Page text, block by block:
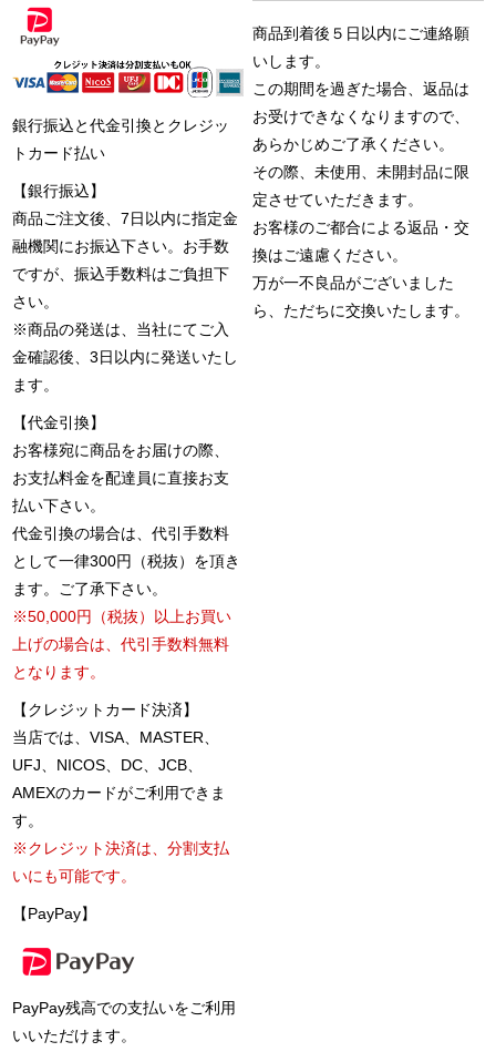
銀行振込と代金引換とクレジッ
トカード払い
【銀行振込】
商品ご注文後、7日以内に指定金
融機関にお振込下さい。お手数
ですが、振込手数料はご負担下
さい。
※商品の発送は、当社にてご入
金確認後、3日以内に発送いたし
ます。
【代金引換】
お客様宛に商品をお届けの際、
お支払料金を配達員に直接お支
払い下さい。
代金引換の場合は、代引手数料
として一律300円（税抜）を頂き
ます。ご了承下さい。
※50,000円（税抜）以上お買い
上げの場合は、代引手数料無料
となります。
【クレジットカード決済】
当店では、VISA、MASTER、
UFJ、NICOS、DC、JCB、
AMEXのカードがご利用できま
す。
※クレジット決済は、分割支払
いにも可能です。
【PayPay】
PayPay残高での支払いをご利用
いいただけます。
商品到着後５日以内にご連絡願
いします。
この期間を過ぎた場合、返品は
お受けできなくなりますので、
あらかじめご了承ください。
その際、未使用、未開封品に限
定させていただきます。
お客様のご都合による返品・交
換はご遠慮ください。
万が一不良品がございました
ら、ただちに交換いたします。